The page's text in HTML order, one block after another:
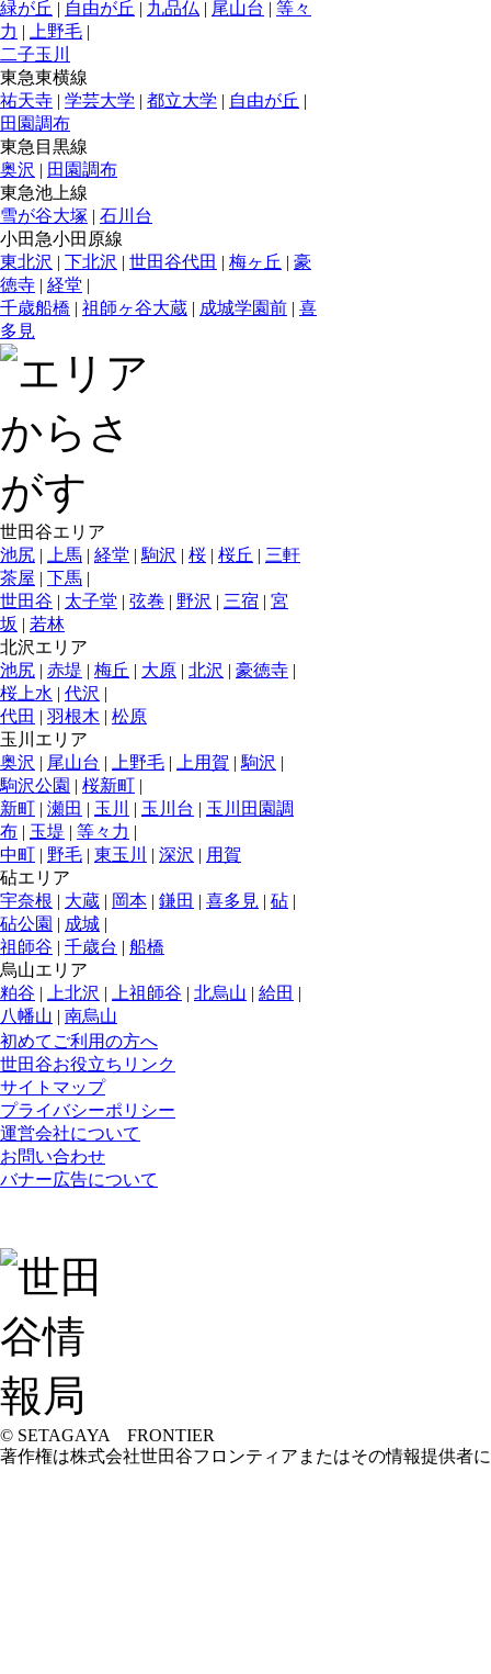
緑が丘 | 自由が丘 | 九品仏 | 尾山台 | 等々
力 | 上野毛 |
二子玉川
東急東横線
祐天寺 | 学芸大学 | 都立大学 | 自由が丘 |
田園調布
東急目黒線
奥沢 | 田園調布
東急池上線
雪が谷大塚 | 石川台
小田急小田原線
東北沢 | 下北沢 | 世田谷代田 | 梅ヶ丘 | 豪
徳寺 | 経堂 |
千歳船橋 | 祖師ヶ谷大蔵 | 成城学園前 | 喜
多見
世田谷エリア
池尻 | 上馬 | 経堂 | 駒沢 | 桜 | 桜丘 | 三軒
茶屋 | 下馬 |
世田谷 | 太子堂 | 弦巻 | 野沢 | 三宿 | 宮
坂 | 若林
北沢エリア
池尻 | 赤堤 | 梅丘 | 大原 | 北沢 | 豪徳寺 |
桜上水 | 代沢 |
代田 | 羽根木 | 松原
玉川エリア
奥沢 | 尾山台 | 上野毛 | 上用賀 | 駒沢 |
駒沢公園 | 桜新町 |
新町 | 瀬田 | 玉川 | 玉川台 | 玉川田園調
布 | 玉堤 | 等々力 |
中町 | 野毛 | 東玉川 | 深沢 | 用賀
砧エリア
宇奈根 | 大蔵 | 岡本 | 鎌田 | 喜多見 | 砧 |
砧公園 | 成城 |
祖師谷 | 千歳台 | 船橋
烏山エリア
粕谷 | 上北沢 | 上祖師谷 | 北烏山 | 給田 |
八幡山 | 南烏山
初めてご利用の方へ
世田谷お役立ちリンク
サイトマップ
プライバシーポリシー
運営会社について
お問い合わせ
バナー広告について
© SETAGAYA FRONTIER
著作権は株式会社世田谷フロンティアまたはその情報提供者